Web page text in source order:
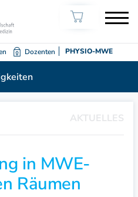
Dozenten PHYSIO-MWE
AKTUELLES
in MWE-
Räumen